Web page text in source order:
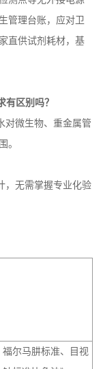
管理台账，应对卫
直供试剂耗材，基
区别吗？
对微生物、重金属管
。
，无需掌握专业化验
福尔马肼标准、目视